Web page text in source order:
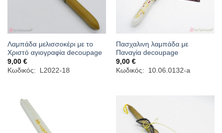
Λαμπάδα μελισσοκέρι με το
Χριστό αγιογραφία decoupage
9,00 €
Κωδικός: L2022-18
Πασχαλινη λαμπάδα με
Παναγία decoupage
9,00 €
Κωδικός: 10.06.0132-a